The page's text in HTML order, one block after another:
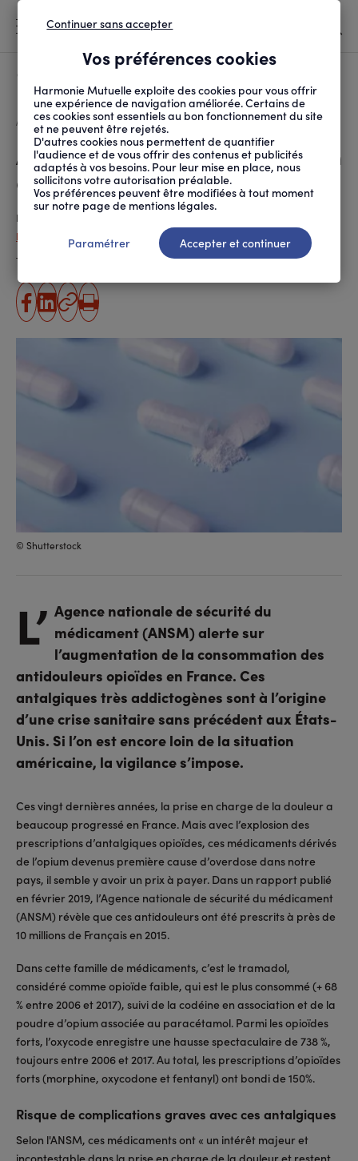
D'ARIANE
ACCUEIL SANTÉ ET SOINS MALADIES ET TRAITEMENTS ANTALGIQUES OPIOÏDES...
Antalgiques opioïdes : faut-il en
avoir peur ?
Publié le
Delphine Delarue (ANPM-France Mutualité)
Temps de lecture estimé 3 minute(s)
partager
sur
partager
sur
Copier
l'URL
Imprimer
© Shutterstock
L’ Agence nationale de sécurité du
médicament (ANSM) alerte sur
l’augmentation de la consommation des
antidouleurs opioïdes en France. Ces
antalgiques très addictogènes sont à l’origine
d’une crise sanitaire sans précédent aux États-
Unis. Si l’on est encore loin de la situation
américaine, la vigilance s’impose.
Ces vingt dernières années, la prise en charge de la douleur a
beaucoup progressé en France. Mais avec l’explosion des
prescriptions d’antalgiques opioïdes, ces médicaments dérivés
de l’opium devenus première cause d’overdose dans notre
pays, il semble y avoir un prix à payer. Dans un rapport publié
en février 2019, l’Agence nationale de sécurité du médicament
(ANSM) révèle que ces antidouleurs ont été prescrits à près de
10 millions de Français en 2015.
Dans cette famille de médicaments, c’est le tramadol,
considéré comme opioïde faible, qui est le plus consommé (+ 68
% entre 2006 et 2017), suivi de la codéine en association et de la
poudre d’opium associée au paracétamol. Parmi les opioïdes
forts, l’oxycode enregistre une hausse spectaculaire de 738 %,
toujours entre 2006 et 2017. Au total, les prescriptions d’opioïdes
forts (morphine, oxycodone et fentanyl) ont bondi de 150%.
Risque de complications graves avec ces antalgiques
Selon l'ANSM, ces médicaments ont « un intérêt majeur et
Vos préférences cookies
Harmonie Mutuelle exploite des cookies pour vous offrir
une expérience de navigation améliorée. Certains de
ces cookies sont essentiels au bon fonctionnement du site
et ne peuvent être rejetés.
D'autres cookies nous permettent de quantifier
l'audience et de vous offrir des contenus et publicités
adaptés à vos besoins. Pour leur mise en place, nous
sollicitons votre autorisation préalable.
Vos préférences peuvent être modifiées à tout moment
sur notre page de mentions légales.
Continuer sans accepter
Paramétrer Accepter et continuer